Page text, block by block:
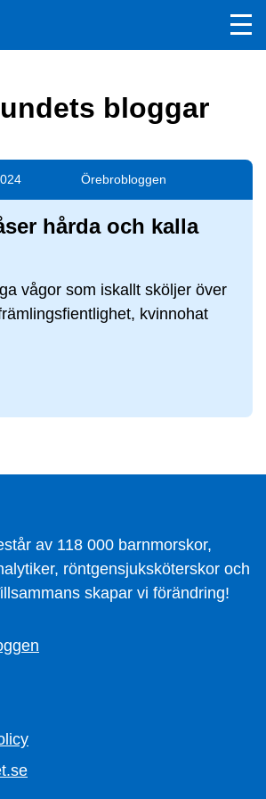
bloggar
Örebro­bloggen
hårda och kalla
vågor som iskallt sköljer över
kvinnohat
av 118 000 barnmorskor,
röntgensjuksköterskor och
skapar vi förändring!